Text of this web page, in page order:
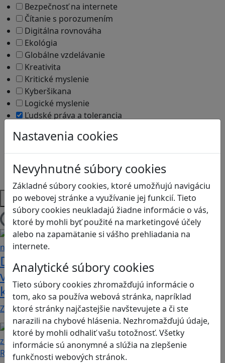
Nastavenia cookies
Nevyhnutné súbory cookies
Základné súbory cookies, ktoré umožňujú navigáciu
po webovej stránke a využívanie jej funkcií. Tieto
súbory cookies neukladajú žiadne informácie o vás,
ktoré by mohli byť použité na marketingové účely
alebo na zapamätanie si vášho prehliadania na
internete.
Analytické súbory cookies
Tieto súbory cookies zhromažďujú informácie o
tom, ako sa používa webová stránka, napríklad
ktoré stránky najčastejšie navštevujete a či ste
narazili na chybové hlásenia. Nezhromažďujú údaje,
ktoré by mohli odhaliť vašu totožnosť. Všetky
informácie sú anonymné a slúžia na zlepšenie
funkčnosti webových stránok.
Bezpečnosť na internete
Čítanie s porozumením
Digitálna rovnováha
Ekológia
Globálne vzdelávanie
Kreativita
Kritické myslenie
Kyberšikana
Logické myslenie
Ľudské práva a tolerancia
Programovanie/Technika
Sociálne zručnosti a kooperácia
Strategické myslenie
Zdravie a pohyb
Platformy
Načítam blogy
Dobrodružstvá Mimi a Lízy vo
videohre? Dvojica neoddeliteľných
kamarátok už aj ako herné postavy
Značku Mimi a Líza by sme mohli označiť priam za…
Recenzie